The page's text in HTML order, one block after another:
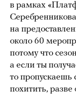
в рамках
на
около 60
потому что
а если ты
то пропускаешь
похитить, разве